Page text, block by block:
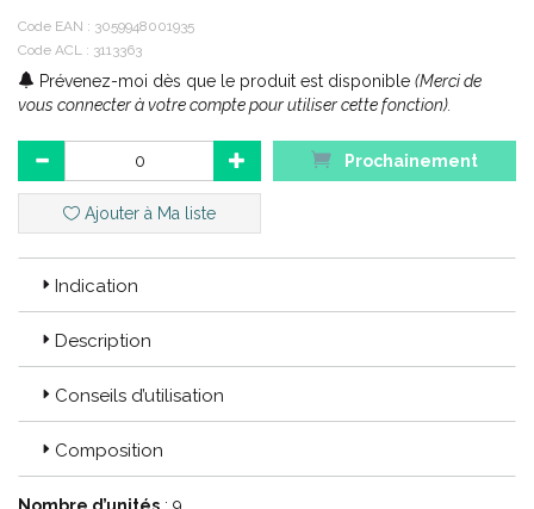
Confort et confiance.
Tout le monde est différent, mais la bonne taille devrait toujours
Code ACL :
Code EAN : 3059948001935
Code EAN : 3059948001935
Code ACL : 3113363
Prévenez-moi dès que le produit est disponible (Merci de
vous connecter à votre compte pour utiliser cette fonction).
Prochainement
Ajouter à Ma liste
Indication
Description
Conseils d’utilisation
Composition